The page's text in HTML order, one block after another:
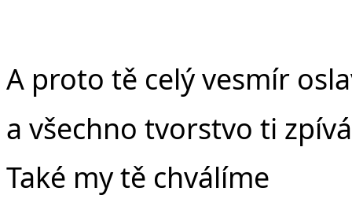
A proto tě celý vesmír
a všechno tvorstvo ti
Také my tě chválíme